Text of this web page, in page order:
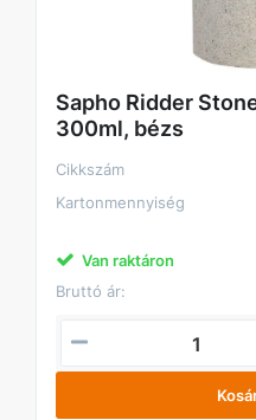
Sapho Ridder
300ml, bézs
Cikkszám
Kartonmennyiség
Van raktáron
Bruttó ár: